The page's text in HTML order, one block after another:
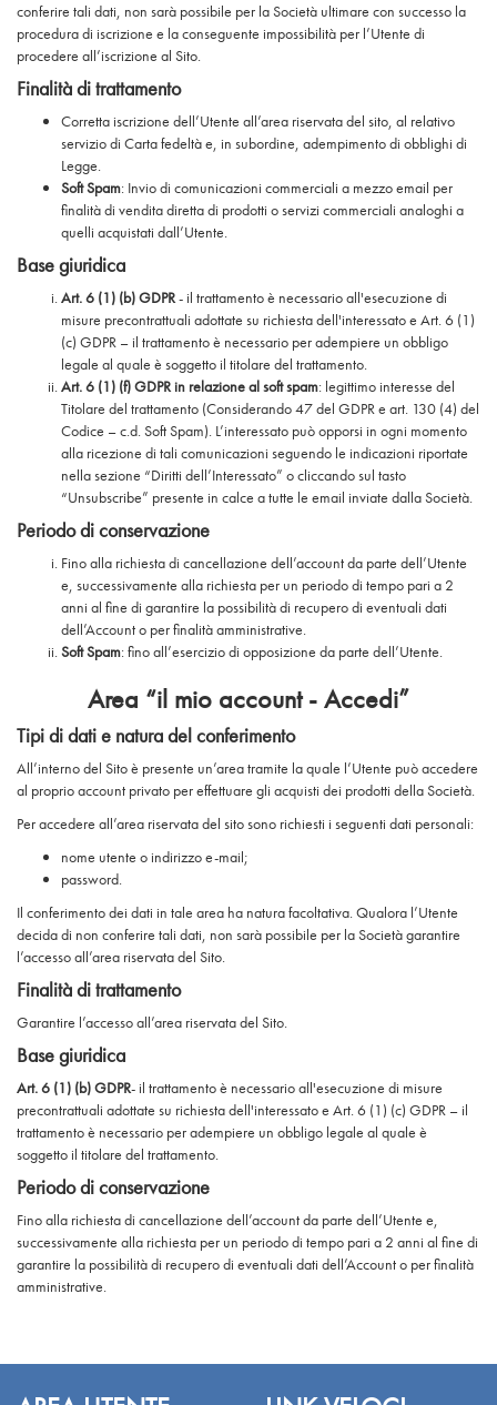
conferire tali dati, non sarà possibile per la Società ultimare con successo la
procedura di iscrizione e la conseguente impossibilità per l’Utente di
procedere all’iscrizione al Sito.
Finalità di trattamento
Corretta iscrizione dell’Utente all’area riservata del sito, al relativo
servizio di Carta fedeltà e, in subordine, adempimento di obblighi di
Legge.
Soft Spam: Invio di comunicazioni commerciali a mezzo email per
finalità di vendita diretta di prodotti o servizi commerciali analoghi a
quelli acquistati dall’Utente.
Base giuridica
Art. 6 (1) (b) GDPR- il trattamento è necessario all'esecuzione di
misure precontrattuali adottate su richiesta dell'interessato e Art. 6 (1)
(c) GDPR – il trattamento è necessario per adempiere un obbligo
legale al quale è soggetto il titolare del trattamento.
Art. 6 (1) (f) GDPR in relazione al soft spam: legittimo interesse del
Titolare del trattamento (Considerando 47 del GDPR e art. 130 (4) del
Codice – c.d. Soft Spam). L’interessato può opporsi in ogni momento
alla ricezione di tali comunicazioni seguendo le indicazioni riportate
nella sezione “Diritti dell’Interessato” o cliccando sul tasto
“Unsubscribe” presente in calce a tutte le email inviate dalla Società.
Periodo di conservazione
Fino alla richiesta di cancellazione dell’account da parte dell’Utente
e, successivamente alla richiesta per un periodo di tempo pari a 2
anni al fine di garantire la possibilità di recupero di eventuali dati
dell’Account o per finalità amministrative.
Soft Spam: fino all’esercizio di opposizione da parte dell’Utente.
Area “il mio account - Accedi”
Tipi di dati e natura del conferimento
All’interno del Sito è presente un’area tramite la quale l’Utente può accedere
al proprio account privato per effettuare gli acquisti dei prodotti della Società.
Per accedere all’area riservata del sito sono richiesti i seguenti dati personali:
nome utente o indirizzo e-mail;
password.
Il conferimento dei dati in tale area ha natura facoltativa. Qualora l’Utente
decida di non conferire tali dati, non sarà possibile per la Società garantire
l’accesso all’area riservata del Sito.
Finalità di trattamento
Garantire l’accesso all’area riservata del Sito.
Base giuridica
Art. 6 (1) (b) GDPR- il trattamento è necessario all'esecuzione di misure
precontrattuali adottate su richiesta dell'interessato e Art. 6 (1) (c) GDPR – il
trattamento è necessario per adempiere un obbligo legale al quale è
soggetto il titolare del trattamento.
Periodo di conservazione
Fino alla richiesta di cancellazione dell’account da parte dell’Utente e,
successivamente alla richiesta per un periodo di tempo pari a 2 anni al fine di
garantire la possibilità di recupero di eventuali dati dell’Account o per finalità
amministrative.